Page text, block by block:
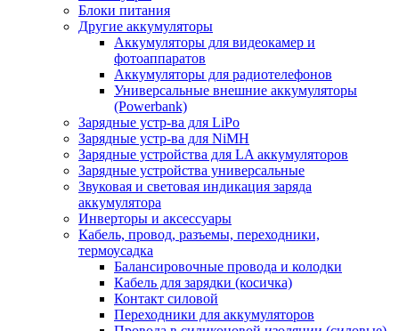
Блоки питания
Другие аккумуляторы
Аккумуляторы для видеокамер и
фотоаппаратов
Аккумуляторы для радиотелефонов
Универсальные внешние аккумуляторы
(Powerbank)
Зарядные устр-ва для LiPo
Зарядные устр-ва для NiMH
Зарядные устройства для LA аккумуляторов
Зарядные устройства универсальные
Звуковая и световая индикация заряда
аккумулятора
Инверторы и аксессуары
Кабель, провод, разъемы, переходники,
термоусадка
Балансировочные провода и колодки
Кабель для зарядки (косичка)
Контакт силовой
Переходники для аккумуляторов